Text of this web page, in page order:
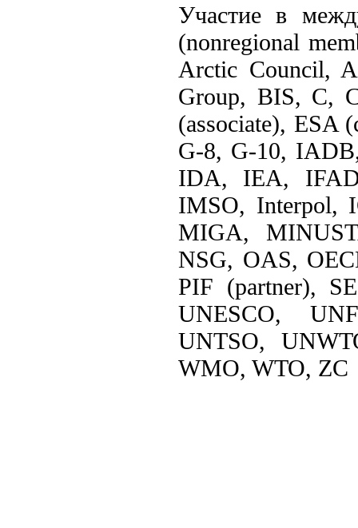
Участие в
(nonregional
Arctic Council,
Group, BIS, C,
(associate), ESA
G-8, G-10,
IDA, IEA,
IMSO, Interpol,
MIGA,
NSG, OAS,
PIF (partner),
UNESCO,
UNTSO,
WMO, WTO, ZC